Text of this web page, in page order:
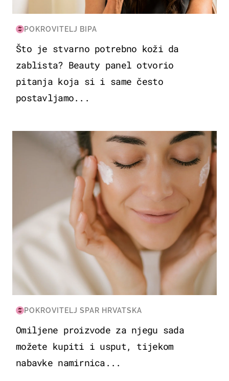
POKROVITELJ BIPA
Što je stvarno potrebno koži da
zablista? Beauty panel otvorio
pitanja koja si i same često
postavljamo...
MODA & LJEPOTA
POKROVITELJ SPAR HRVATSKA
Omiljene proizvode za njegu sada
možete kupiti i usput, tijekom
nabavke namirnica...